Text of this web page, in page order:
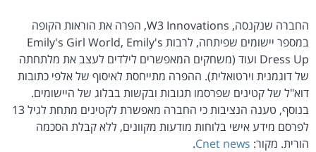
החברה שנקנסה, W3 Innovations, הפרה את הוראות הקופה
במספר יישומים שפיתחה, לרבות Emily's Girl World, Emily's
Dress Up ועוד (משחקים המאפשרים לילדים לעצב את מלתחתה
של דוגמנית וירטואלית). ההפרה מתייחסת לאיסוף של אלפי כתובות
דוא"ל של קטינים שפרסמו תגובות ובקשות בבלוג של היישומים.
בנוסף, טענה הנציבות כי החברה מאפשרת לקטינים מתחת לגיל 13
לפרסם מידע אישי בלוחות מודעות מקוונים, ללא קבלת הסכמה
הורית. מקור: Cnet news
.